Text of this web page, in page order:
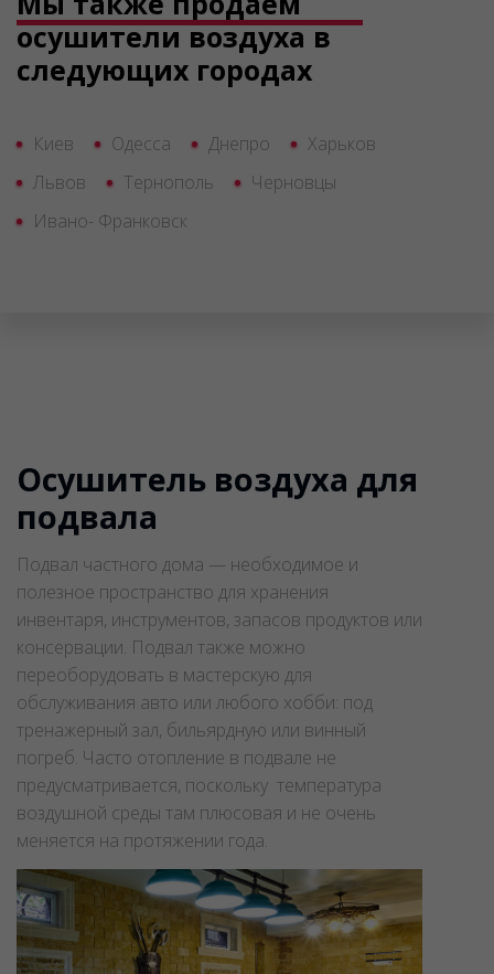
осушители воздуха в
следующих городах
Киев Одесса Днепро
Харьков
Львов
Тернополь
Черновцы
Ивано- Франковск
Осушитель воздуха для
подвала
Подвал частного дома — необходимое и
полезное пространство для хранения
инвентаря, инструментов, запасов продуктов или
консервации. Подвал также можно
переоборудовать в мастерскую для
обслуживания авто или любого хобби: под
тренажерный зал, бильярдную или винный
погреб. Часто отопление в подвале не
предусматривается, поскольку температура
воздушной среды там плюсовая и не очень
меняется на протяжении года.